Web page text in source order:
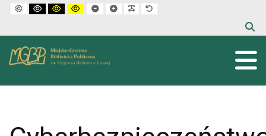
Default mode
High contrast black white mode
High contrast black yellow mode
High contrast yellow black mode
Set smaller font
Set larger font
Make font more readable